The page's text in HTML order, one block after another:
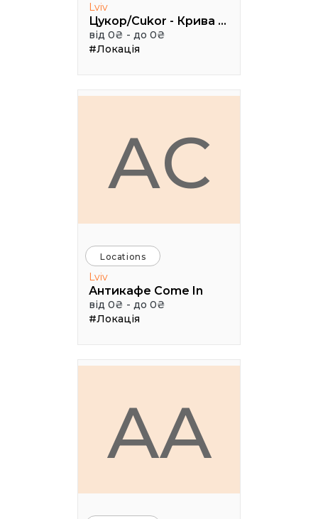
Lviv
Цукор/Cukor - Крива Липа, 3
від 0₴ - до 0₴
#Локація
АC
Locations
Lviv
Антикафе Come In
від 0₴ - до 0₴
#Локація
AA